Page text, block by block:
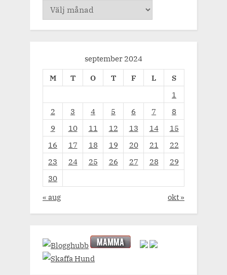
Arkiv
september 2024
M
T O T F L
S
1
2
3 4 5 6 7
8
9
10 11 12 13 14
15
16
17 18 19 20 21
22
23
24 25 26 27 28
29
30
« aug
okt »